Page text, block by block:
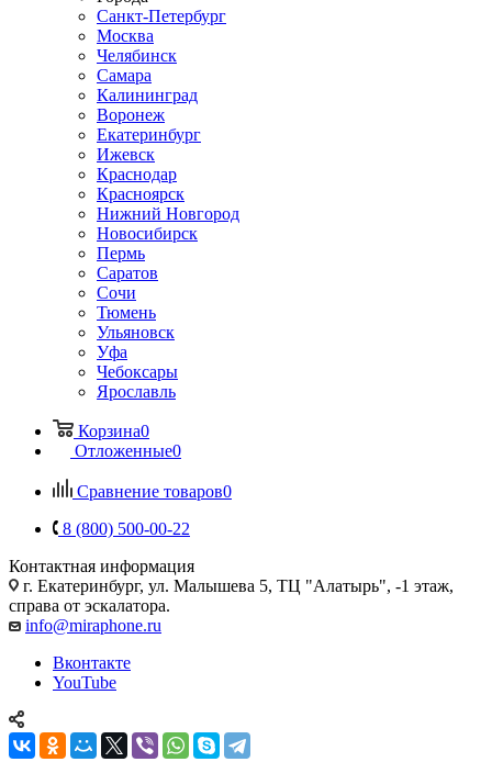
Санкт-Петербург
Москва
Челябинск
Самара
Калининград
Воронеж
Екатеринбург
Ижевск
Краснодар
Красноярск
Нижний Новгород
Новосибирск
Пермь
Саратов
Сочи
Тюмень
Ульяновск
Уфа
Чебоксары
Ярославль
Корзина0
Отложенные0
Сравнение товаров0
8 (800) 500-00-22
Контактная информация
г. Екатеринбург, ул. Малышева 5, ТЦ "Алатырь", -1 этаж,
справа от эскалатора.
info@miraphone.ru
Вконтакте
YouTube